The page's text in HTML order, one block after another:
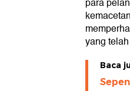
para
yang
Baca